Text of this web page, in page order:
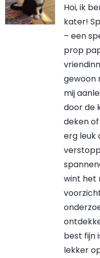
Hoi, ik
kater!
– een
prop
gewoon
mij
door de
deken
erg leuk
wint het
best fijn
lekker